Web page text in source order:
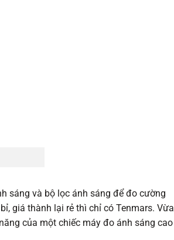
sáng và bộ lọc ánh sáng để đo cường
giá thành lại rẻ thì chỉ có Tenmars. Vừa
của một chiếc máy đo ánh sáng cao